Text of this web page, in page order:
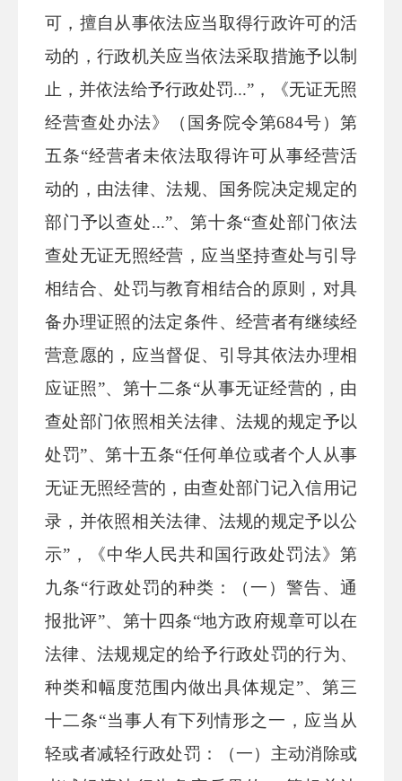
可，擅自从事依法应当取得行政许可的活
动的，行政机关应当依法采取措施予以制
止，并依法给予行政处罚...” ，
《无证无照
经营查处办法》（国务院令第684号）第
五条“经营者未依法取得许可从事经营活
动的，由法律、法规、国务院决定规定的
部门予以查处...”、第十条“查处部门依法
查处无证无照经营，应当坚持查处与引导
相结合、处罚与教育相结合的原则，对具
备办理证照的法定条件、经营者有继续经
营意愿的，应当督促、引导其依法办理相
应证照”、第十二条“从事无证经营的，由
查处部门依照相关法律、法规的规定予以
处罚”、第十五条“任何单位或者个人从事
无证无照经营的，由查处部门记入信用记
录，并依照相关法律、法规的规定予以公
示”，
《中华人民共和国行政处罚法》第
九条“行政处罚的种类：（一）警告、通
报批评”、第十四条“地方政府规章可以在
法律、法规规定的给予行政处罚的行为、
种类和幅度范围内做出具体规定”、第三
十二条“当事人有下列情形之一，应当从
轻或者减轻行政处罚：（一）主动消除或